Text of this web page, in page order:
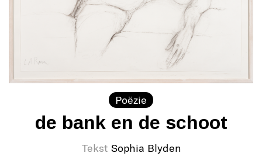
Poëzie
de bank en de schoot
Tekst Sophia Blyden